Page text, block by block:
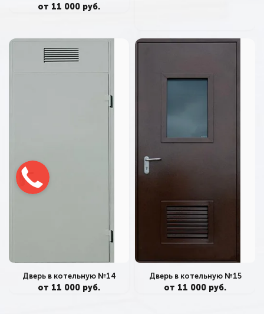
от 11 000 руб.
Дверь в котельную №14
от 11 000 руб.
Дверь в котельную №15
от 11 000 руб.